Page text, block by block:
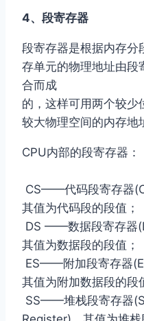
4、段寄存器
段寄存器是根据内存分
存单元的物理地址由段
合而成
的，这样可用两个较少
较大物理空间的内存地
CPU内部的段寄存器：
CS——代码段寄存器
其值为代码段的段值；
DS ——数据段寄存器
其值为数据段的段值；
ES——附加段寄存器
其值为附加数据段的段
SS——堆栈段寄存器